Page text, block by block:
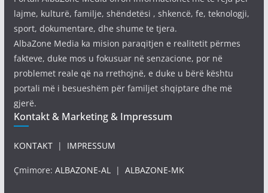
lajme, kulturë, familje, shëndetësi , shkencë, fe, teknologji,
sport, dokumentare, dhe shume te tjera.
AlbaZone Media ka mision paraqitjen e realitetit përmes
fakteve, duke mos u fokusuar në senzacione, por në
problemet reale që na rrethojnë, e duke u bërë kështu
portali më i besueshëm për familjet shqiptare dhe më
gjerë.
Kontakt & Marketing & Impressum
KONTAKT| IMPRESSUM
Çmimore: ALBAZONE-AL| ALBAZONE-MK